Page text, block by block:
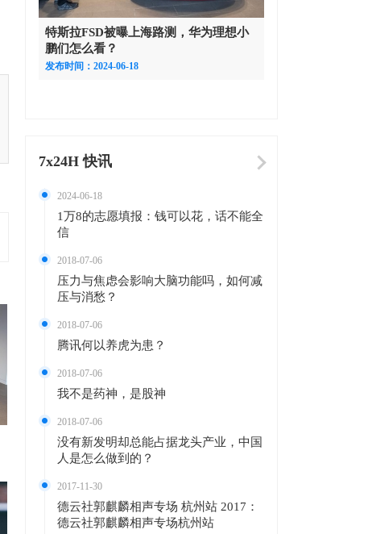
特斯拉FSD被曝上海路测，华为理想小
鹏们怎么看？
发布时间：2024-06-18
7x24H 快讯
2024-06-18
1万8的志愿填报：钱可以花，话不能全
信
2018-07-06
压力与焦虑会影响大脑功能吗，如何减
压与消愁？
2018-07-06
腾讯何以养虎为患？
2018-07-06
我不是药神，是股神
2018-07-06
没有新发明却总能占据龙头产业，中国
人是怎么做到的？
2017-11-30
德云社郭麒麟相声专场 杭州站 2017：
德云社郭麒麟相声专场杭州站